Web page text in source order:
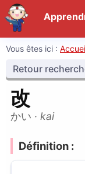
Vous êtes ici :
Retour
改
かい · kai
Définition :